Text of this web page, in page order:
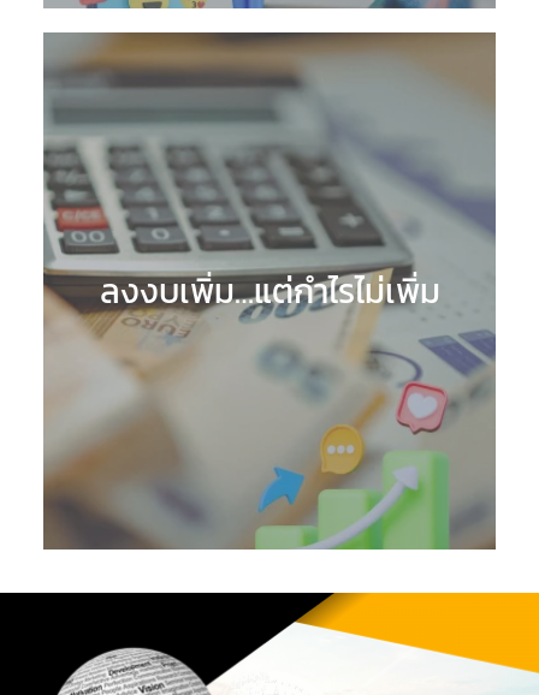
ลงงบเพิ่ม…แต่กำไรไม่เพิ่ม